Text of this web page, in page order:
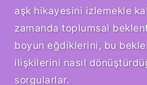
aşk hikayesini izlemekle
zamanda toplumsal
boyun eğdiklerini, bu
ilişkilerini nasıl
sorgularlar.